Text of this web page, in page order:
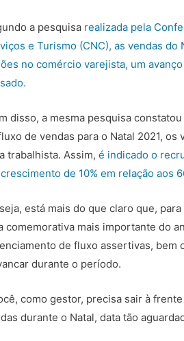
a pesquisa realizada pela
e Turismo (CNC), as vendas
no comércio varejista, um
disso, a mesma pesquisa
de vendas para o Natal 2021,
trabalhista. Assim,é indicado o
de 10% em relação aos
está mais do que claro que,
comemorativa mais importante do
de fluxo assertivas, bem
durante o período.
como gestor, precisa sair à
durante o Natal, data tão